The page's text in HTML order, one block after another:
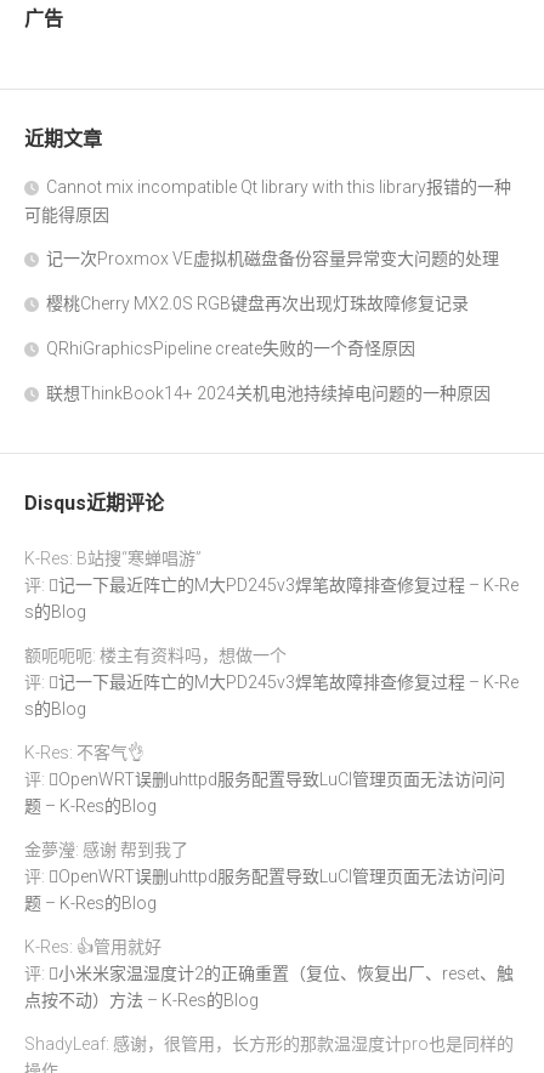
广告
近期文章
Cannot mix incompatible Qt library with this library报错的一种
可能得原因
记一次Proxmox VE虚拟机磁盘备份容量异常变大问题的处理
樱桃Cherry MX2.0S RGB键盘再次出现灯珠故障修复记录
QRhiGraphicsPipeline create失败的一个奇怪原因
联想ThinkBook14+ 2024关机电池持续掉电问题的一种原因
Disqus近期评论
K-Res: B站搜“寒蝉唱游”
评:
记一下最近阵亡的M大PD245v3焊笔故障排查修复过程 – K-Re
s的Blog
额呃呃呃: 楼主有资料吗，想做一个
评:
记一下最近阵亡的M大PD245v3焊笔故障排查修复过程 – K-Re
s的Blog
K-Res: 不客气👌
评:
OpenWRT误删uhttpd服务配置导致LuCI管理页面无法访问问
题 – K-Res的Blog
金夢瀅: 感谢 帮到我了
评:
OpenWRT误删uhttpd服务配置导致LuCI管理页面无法访问问
题 – K-Res的Blog
K-Res: 👍管用就好
评:
小米米家温湿度计2的正确重置（复位、恢复出厂、reset、触
点按不动）方法 – K-Res的Blog
ShadyLeaf: 感谢，很管用，长方形的那款温湿度计pro也是同样的